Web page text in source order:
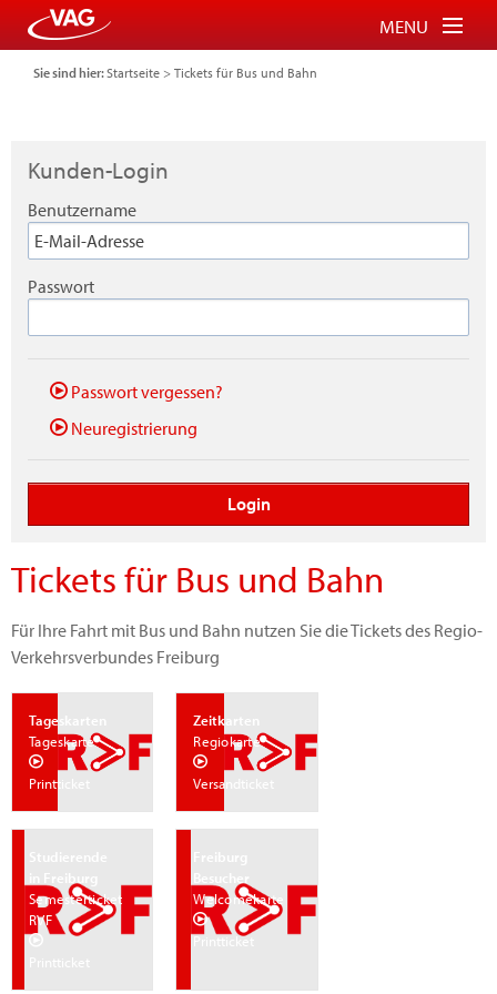
MENU
Tickets für Bus und Bahn
Parkberechtigung für P+R
FAQ
Login
Warenkorb
Sie sind hier:Startseite > Tickets für Bus und Bahn
Kunden-Login
Benutzername
Passwort
Passwort vergessen?
Neuregistrierung
Tickets für Bus und Bahn
Für Ihre Fahrt mit Bus und Bahn nutzen Sie die Tickets des Regio-
Verkehrsverbundes Freiburg
Tageskarten
Tageskarte
Printticket
Zeitkarten
Regiokarte
Versandticket
Semesterticket
RVF
Welcomekarte
Printticket